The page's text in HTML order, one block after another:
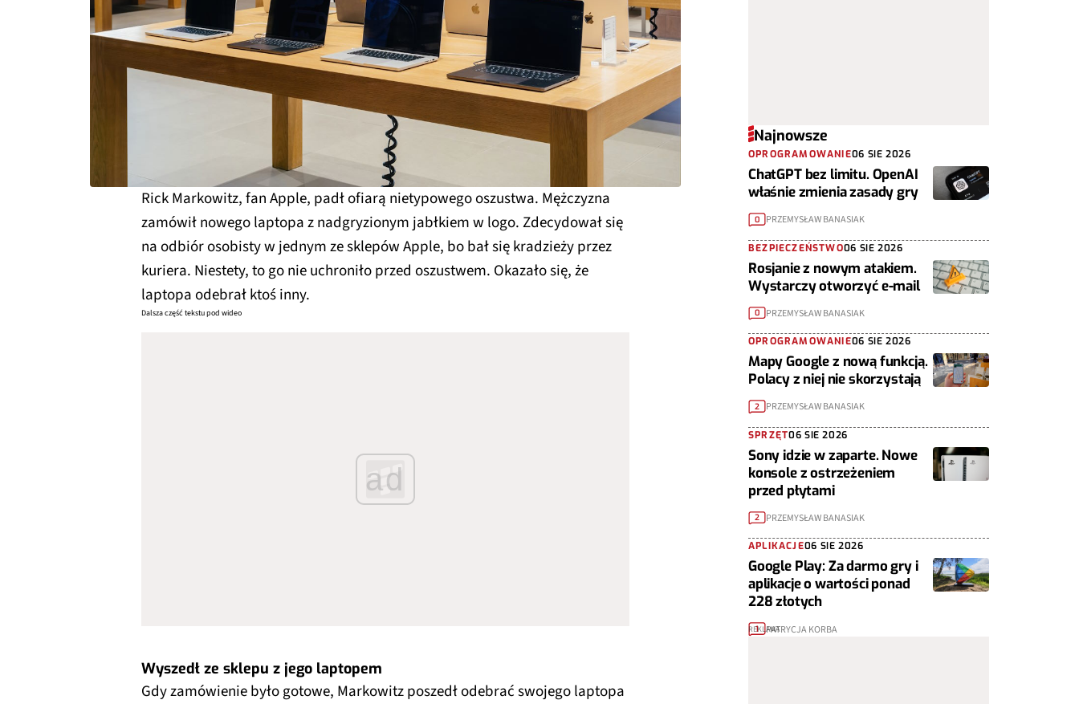
Rick Markowitz, fan Apple, padł ofiarą nietypowego oszustwa. Mężczyzna
zamówił nowego laptopa z nadgryzionym jabłkiem w logo. Zdecydował się
na odbiór osobisty w jednym ze sklepów Apple, bo bał się kradzieży przez
kuriera. Niestety, to go nie uchroniło przed oszustwem. Okazało się, że
laptopa odebrał ktoś inny.
Dalsza część tekstu pod wideo
ad
Wyszedł ze sklepu z jego laptopem
Gdy zamówienie było gotowe, Markowitz poszedł odebrać swojego laptopa
Najnowsze
OPROGRAMOWANIE06 SIE 2026
ChatGPT bez limitu. OpenAI
właśnie zmienia zasady gry
0 PRZEMYSŁAW BANASIAK
BEZPIECZEŃSTWO06 SIE 2026
Rosjanie z nowym atakiem.
Wystarczy otworzyć e-mail
0 PRZEMYSŁAW BANASIAK
OPROGRAMOWANIE06 SIE 2026
Mapy Google z nową funkcją.
Polacy z niej nie skorzystają
2 PRZEMYSŁAW BANASIAK
SPRZĘT06 SIE 2026
Sony idzie w zaparte. Nowe
konsole z ostrzeżeniem
przed płytami
2 PRZEMYSŁAW BANASIAK
APLIKACJE06 SIE 2026
Google Play: Za darmo gry i
aplikacje o wartości ponad
228 złotych
1 PATRYCJA KORBA